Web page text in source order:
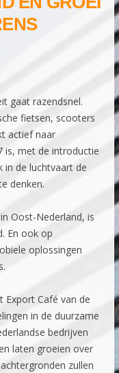
gaat razendsnel.
fietsen, scooters
actief naar
is, met de introductie
in de luchtvaart de
denken.
Oost-Nederland, is
En ook op
oplossingen
Export Café van de
in de duurzame
bedrijven
laten groeien over
zullen